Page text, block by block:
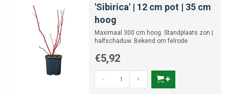
'Sibirica' | 12 cm pot | 35 cm
hoog
Maximaal 300 cm hoog. Standplaats zon |
halfschaduw. Bekend om felrode
€5,92
- +